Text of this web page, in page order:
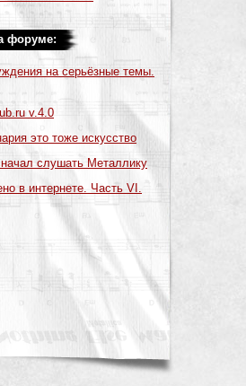
форуме:
на серьёзные темы.
v.4.0
это тоже искусство
начал слушать Металлику
в интернете. Часть VI.